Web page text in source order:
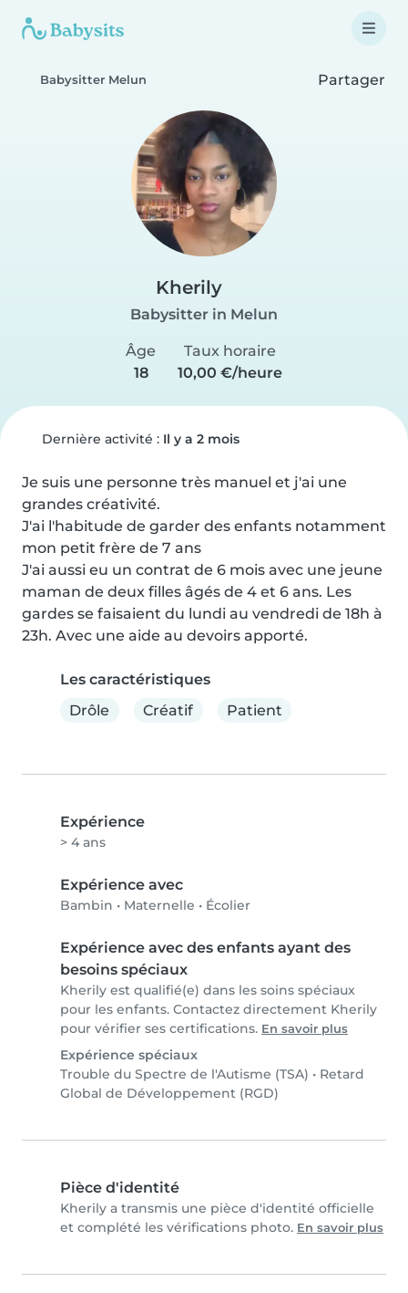
Babysitter Melun Partager
Kherily
Babysitter in Melun
Âge
18
Taux horaire
10,00 €/heure
Dernière activité : Il y a 2 mois
Je suis une personne très manuel et j'ai une
grandes créativité.
J'ai l'habitude de garder des enfants notamment
mon petit frère de 7 ans
J'ai aussi eu un contrat de 6 mois avec une jeune
maman de deux filles âgés de 4 et 6 ans. Les
gardes se faisaient du lundi au vendredi de 18h à
23h. Avec une aide au devoirs apporté.
Les caractéristiques
Drôle
Créatif Patient
Expérience
> 4 ans
Expérience avec
Bambin • Maternelle • Écolier
Expérience avec des enfants ayant des
besoins spéciaux
Kherily est qualifié(e) dans les soins spéciaux
pour les enfants. Contactez directement Kherily
pour vérifier ses certifications. En savoir plus
Expérience spéciaux
Trouble du Spectre de l'Autisme (TSA) • Retard
Global de Développement (RGD)
Pièce d'identité
Kherily a transmis une pièce d'identité officielle
et complété les vérifications photo. En savoir plus